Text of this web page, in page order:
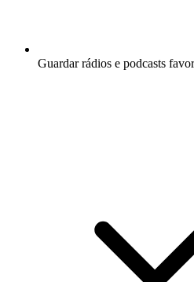
Guardar rádios e podcasts